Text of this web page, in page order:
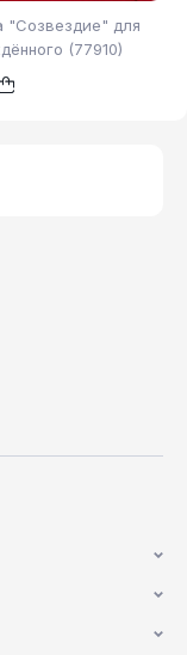
"Созвездие" для
(77910)